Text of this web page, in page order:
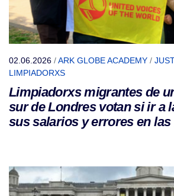
02.06.2026 /ARK GLOBE ACADEMY /
LIMPIADORXS
Limpiadorxs migrantes de
sur de Londres votan si ir a
sus salarios y errores en